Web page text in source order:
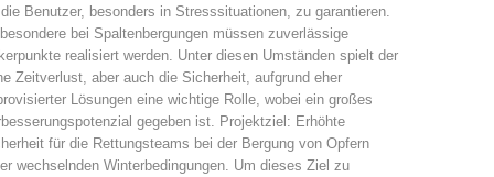
Annual report
Training
Prevention The PEER Group
Benutzer, besonders in Stresssituationen, zu garantieren.
bei Spaltenbergungen müssen zuverlässige
realisiert werden. Unter diesen Umständen spielt der
Zeitverlust, aber auch die Sicherheit, aufgrund eher
Lösungen eine wichtige Rolle, wobei ein großes
gegeben ist. Projektziel: Erhöhte
für die Rettungsteams bei der Bergung von Opfern
wechselnden Winterbedingungen. Um dieses Ziel zu